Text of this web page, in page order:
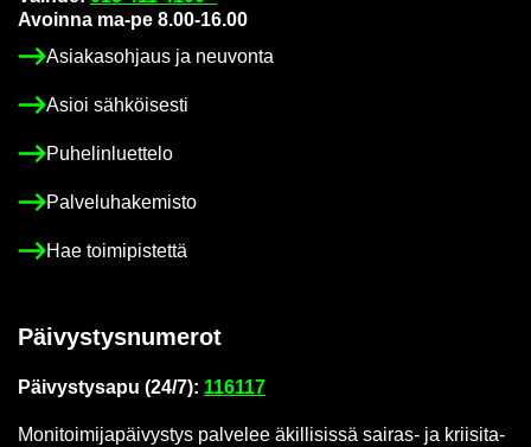
Avoin­na ma-pe 8.00-16.00
Asia­kas­oh­jaus ja neu­von­ta
Asioi säh­köi­ses­ti
Pu­he­lin­luet­te­lo
Pal­ve­lu­ha­ke­mis­to
Hae toi­mi­pis­tet­tä
Päi­vys­tys­nu­me­rot
Päi­vys­tys­a­pu (24/7): 116117
Mo­ni­toi­mi­ja­päi­vys­tys pal­ve­lee äkil­li­sis­sä sairas-​ ja krii­si­ta­